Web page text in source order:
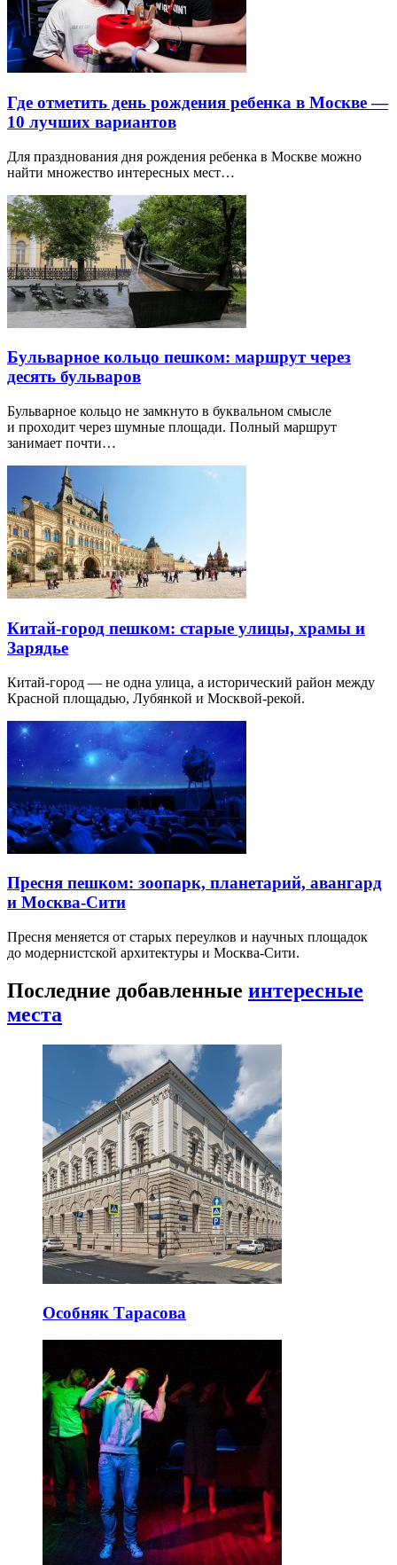
Где отметить день рождения ребенка в Москве —
10 лучших вариантов
Для празднования дня рождения ребенка в Москве можно
найти множество интересных мест…
Бульварное кольцо пешком: маршрут через
десять бульваров
Бульварное кольцо не замкнуто в буквальном смысле
и проходит через шумные площади. Полный маршрут
занимает почти…
Китай-город пешком: старые улицы, храмы и
Зарядье
Китай-город — не одна улица, а исторический район между
Красной площадью, Лубянкой и Москвой-рекой.
Пресня пешком: зоопарк, планетарий, авангард
и Москва-Сити
Пресня меняется от старых переулков и научных площадок
до модернистской архитектуры и Москва-Сити.
Последние добавленные интересные
места
Особняк Тарасова